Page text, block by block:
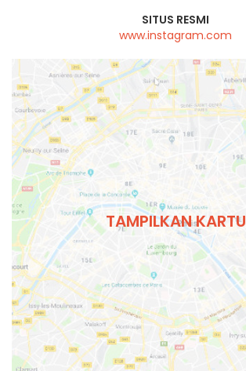
SITUS RESMI
www.instagram.com
TAMPILKAN KARTU